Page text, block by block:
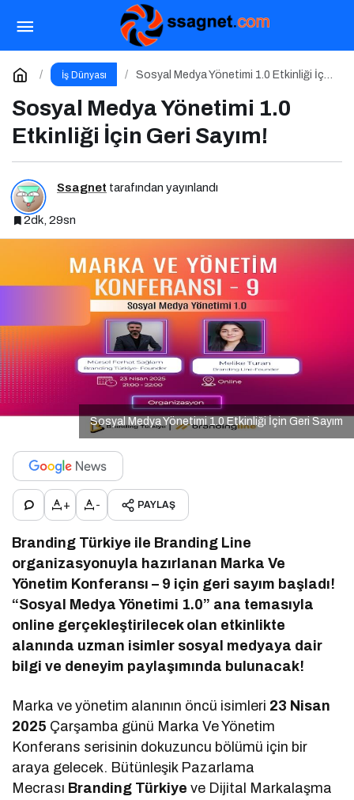
İş Dünyası
Sosyal Medya Yönetimi 1.0 Etkinliği İçin
Sosyal Medya Yönetimi 1.0
Etkinliği İçin Geri Sayım!
Ssagnet tarafından yayınlandı
2dk, 29sn
Sosyal Medya Yönetimi 1.0 Etkinliği İçin Geri Sayım
+ - PAYLAŞ
Branding Türkiye ile Branding Line
organizasyonuyla hazırlanan Marka Ve
Yönetim Konferansı – 9 için geri sayım başladı!
“Sosyal Medya Yönetimi 1.0” ana temasıyla
online gerçekleştirilecek olan etkinlikte
alanında uzman isimler sosyal medyaya dair
bilgi ve deneyim paylaşımında bulunacak!
Marka ve yönetim alanının öncü isimleri 23 Nisan
2025 Çarşamba günü Marka Ve Yönetim
Konferans serisinin dokuzuncu bölümü için bir
araya gelecek. Bütünleşik Pazarlama
Mecrası Branding Türkiye ve Dijital Markalaşma
Marka 5.0 Zirvesi (2025) Gerçekleştirildi!
Yorum Yap